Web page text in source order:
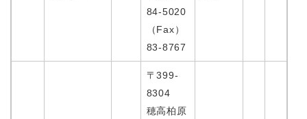
84-5020
（Fax）
83-8767
〒399-
8304
穂高柏原